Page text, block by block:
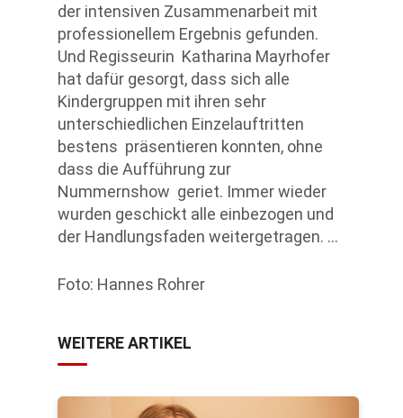
der intensiven Zusammenarbeit mit
professionellem Ergebnis gefunden.
Und Regisseurin Katharina Mayrhofer
hat dafür gesorgt, dass sich alle
Kindergruppen mit ihren sehr
unterschiedlichen Einzelauftritten
bestens präsentieren konnten, ohne
dass die Aufführung zur
Nummernshow geriet. Immer wieder
wurden geschickt alle einbezogen und
der Handlungsfaden weitergetragen. …
Foto: Hannes Rohrer
WEITERE ARTIKEL